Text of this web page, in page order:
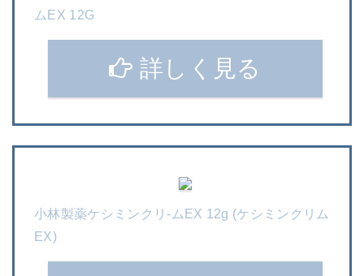
ムEX 12G
詳しく見る
小林製薬ケシミンクリ-ムEX 12g (ケシミンクリム
EX)